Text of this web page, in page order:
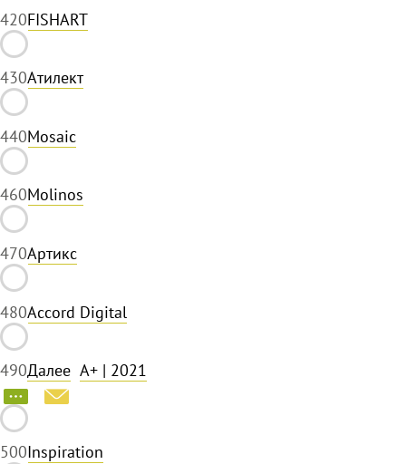
420FISHART
430Атилект
440Mosaic
460Molinos
470Артикс
480Accord Digital
490Далее A+ | 2021
500Inspiration